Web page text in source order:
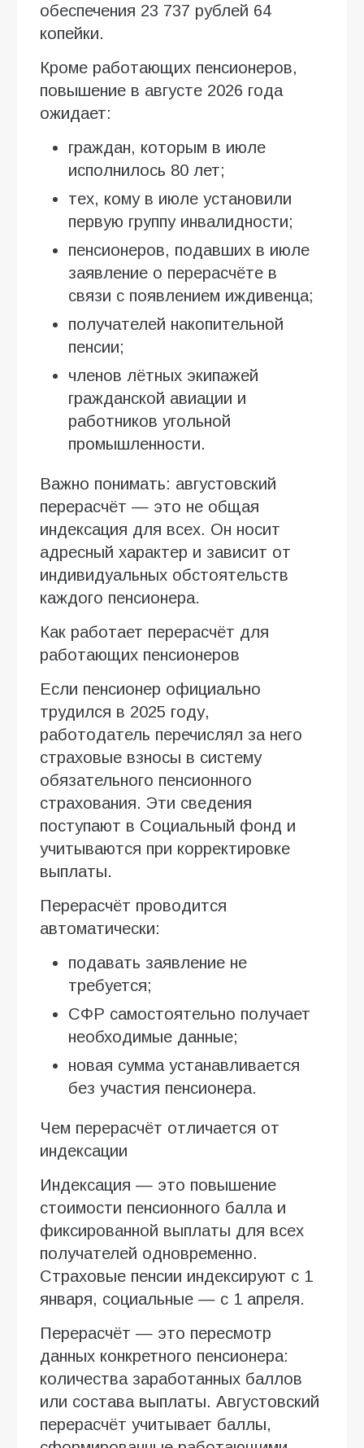
обеспечения 23 737 рублей 64
копейки.
Кроме работающих пенсионеров,
повышение в августе 2026 года
ожидает:
граждан, которым в июле
исполнилось 80 лет;
тех, кому в июле установили
первую группу инвалидности;
пенсионеров, подавших в июле
заявление о перерасчёте в
связи с появлением иждивенца;
получателей накопительной
пенсии;
членов лётных экипажей
гражданской авиации и
работников угольной
промышленности.
Важно понимать: августовский
перерасчёт — это не общая
индексация для всех. Он носит
адресный характер и зависит от
индивидуальных обстоятельств
каждого пенсионера.
Как работает перерасчёт для
работающих пенсионеров
Если пенсионер официально
трудился в 2025 году,
работодатель перечислял за него
страховые взносы в систему
обязательного пенсионного
страхования. Эти сведения
поступают в Социальный фонд и
учитываются при корректировке
выплаты.
Перерасчёт проводится
автоматически:
подавать заявление не
требуется;
СФР самостоятельно получает
необходимые данные;
новая сумма устанавливается
без участия пенсионера.
Чем перерасчёт отличается от
индексации
Индексация — это повышение
стоимости пенсионного балла и
фиксированной выплаты для всех
получателей одновременно.
Страховые пенсии индексируют с 1
января, социальные — с 1 апреля.
Перерасчёт — это пересмотр
данных конкретного пенсионера:
количества заработанных баллов
или состава выплаты. Августовский
перерасчёт учитывает баллы,